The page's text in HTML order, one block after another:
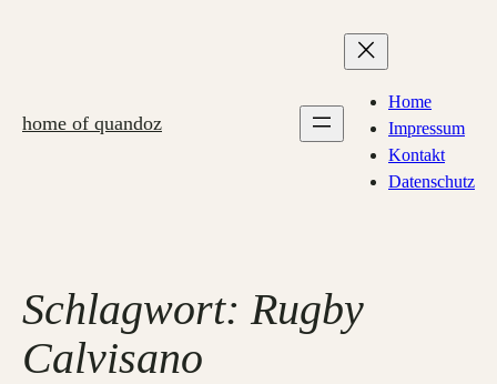
home of quandoz
Home
Impressum
Kontakt
Datenschutz
Schlagwort:Rugby
Calvisano